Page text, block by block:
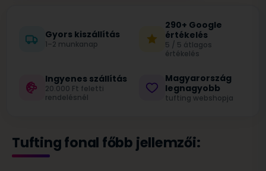
Gyors kiszállítás
1–2 munkanap
290+ Google
értékelés
5 / 5 átlagos
értékelés
Ingyenes szállítás
20.000 Ft feletti
rendelésnél
Magyarország
legnagyobb
tufting webshopja
Tufting fonal főbb jellemzői: